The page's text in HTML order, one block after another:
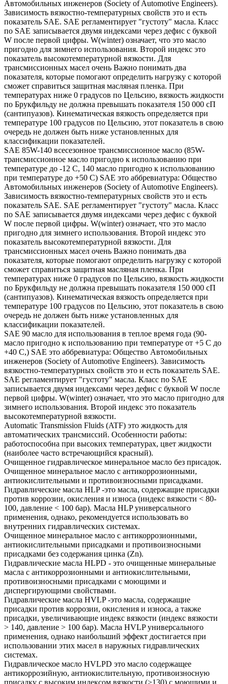
Автомобильных инженеров (Society of Automotive Engineers).
Зависимость вязкостно-температурных свойств это и есть
показатель SAE. SAE регламентирует "густоту" масла. Класс
по SAE записывается двумя индексами через дефис с буквой
W после первой цифры. W(winter) означает, что это масло
пригодно для зимнего использования. Второй индекс это
показатель высокотемпературной вязкости. Для
трансмиссионных масел очень Важно понимать два
показателя, которые помогают определить нагрузку с которой
сможет справиться защитная масляная пленка. При
температурах ниже 0 градусов по Цельсию, вязкость жидкости
по Брукфильду не должна превышать показателя 150 000 сП
(сантипуазов). Кинематическая вязкость определяется при
температуре 100 градусов по Цельсию, этот показатель в свою
очередь не должен быть ниже установленных для
классификации показателей.
SAE 85W-140 всесезонное трансмиссионное масло (85W-
трансмиссионное масло пригодно к использованию при
температуре до -12 С, 140 масло пригодно к использованию
при температуре до +50 С) SAE это аббревиатура: Общество
Автомобильных инженеров (Society of Automotive Engineers).
Зависимость вязкостно-температурных свойств это и есть
показатель SAE. SAE регламентирует "густоту" масла. Класс
по SAE записывается двумя индексами через дефис с буквой
W после первой цифры. W(winter) означает, что это масло
пригодно для зимнего использования. Второй индекс это
показатель высокотемпературной вязкости. Для
трансмиссионных масел очень Важно понимать два
показателя, которые помогают определить нагрузку с которой
сможет справиться защитная масляная пленка. При
температурах ниже 0 градусов по Цельсию, вязкость жидкости
по Брукфильду не должна превышать показателя 150 000 сП
(сантипуазов). Кинематическая вязкость определяется при
температуре 100 градусов по Цельсию, этот показатель в свою
очередь не должен быть ниже установленных для
классификации показателей.
SAE 90 масло для использования в теплое время года (90-
масло пригодно к использованию при температуре от +5 С до
+40 С,) SAE это аббревиатура: Общество Автомобильных
инженеров (Society of Automotive Engineers). Зависимость
вязкостно-температурных свойств это и есть показатель SAE.
SAE регламентирует "густоту" масла. Класс по SAE
записывается двумя индексами через дефис с буквой W после
первой цифры. W(winter) означает, что это масло пригодно для
зимнего использования. Второй индекс это показатель
высокотемпературной вязкости.
Automatic Transmission Fluids (ATF) это жидкость для
автоматических трансмиссий. Особенности работы:
работоспособна при высоких температурах, цвет жидкости
(наиболее часто встречающийся красный).
Очищенное гидравлическое минеральное масло без присадок.
Очищенное минеральное масло с антикоррозионными,
антиокислительными и противоизносными присадками.
Гидравлические масла HLP -это масла, содержащие присадки
против коррозии, окисления и износа (индекс вязкости < 80-
100, давление < 100 бар). Масла HLP универсального
применения, однако, рекомендуется использовать во
внутренних гидравлических системах.
Очищенное минеральное масло с антикоррозионными,
антиокислительными присадками и противоизносными
присадками без содержания цинка (Zn).
Гидравлические масла HLPD - это очищенные минеральные
масла с антикоррозионными и антиокислительными,
противоизносными присадками с моющими и
диспергирующими свойствами.
Гидравлические масла HVLP -это масла, содержащие
присадки против коррозии, окисления и износа, а также
присадки, увеличивающие индекс вязкости (индекс вязкости
> 140, давление > 100 бар). Масла HVLP универсального
применения, однако наибольший эффект достигается при
использовании этих масел в наружных гидравлических
системах.
Гидравлическое масло HVLPD это масло содержащее
антикоррозийную, антиокислительную, противоизносную
присадку с высоким индексом вязкости (>130) с моющими и